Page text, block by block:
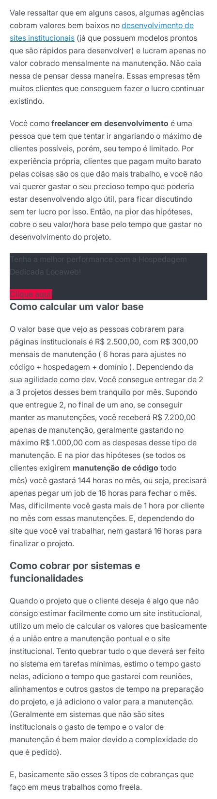
Vale ressaltar que em alguns casos, algumas agências
cobram valores bem baixos no desenvolvimento de
sites institucionais (já que possuem modelos prontos
que são rápidos para desenvolver) e lucram apenas no
valor cobrado mensalmente na manutenção. Não caia
nessa de pensar dessa maneira. Essas empresas têm
muitos clientes que conseguem fazer o lucro continuar
existindo.
Você como freelancer em desenvolvimento é uma
pessoa que tem que tentar ir angariando o máximo de
clientes possíveis, porém, seu tempo é limitado. Por
experiência própria, clientes que pagam muito barato
pelas coisas são os que dão mais trabalho, e você não
vai querer gastar o seu precioso tempo que poderia
estar desenvolvendo algo útil, para ficar discutindo
sem ter lucro por isso. Então, na pior das hipóteses,
cobre o seu valor/hora base pelo tempo que gastar no
desenvolvimento do projeto.
Tenha a melhor performance com a Hospedagem
Dedicada Locaweb!
Clique aqui!
Como calcular um valor base
O valor base que vejo as pessoas cobrarem para
páginas institucionais é R$ 2.500,00, com R$ 300,00
mensais de manutenção ( 6 horas para ajustes no
código + hospedagem + domínio ). Dependendo da
sua agilidade como dev. Você consegue entregar de 2
a 3 projetos desses bem tranquilo por mês. Supondo
que entregue 2, no final de um ano, se conseguir
manter as manutenções, você receberá R$ 7.200,00
apenas de manutenção, geralmente gastando no
máximo R$ 1.000,00 com as despesas desse tipo de
manutenção. E na pior das hipóteses (se todos os
clientes exigirem manutenção de código todo
mês) você gastará 144 horas no mês, ou seja, precisará
apenas pegar um job de 16 horas para fechar o mês.
Mas, dificilmente você gasta mais de 1 hora por cliente
no mês com essas manutenções. E, dependendo do
site que você vai trabalhar, nem gastará 16 horas para
finalizar o projeto.
Como cobrar por sistemas e
funcionalidades
Quando o projeto que o cliente deseja é algo que não
consigo estimar facilmente como um site institucional,
utilizo um meio de calcular os valores que basicamente
é a união entre a manutenção pontual e o site
institucional. Tento quebrar tudo o que deverá ser feito
no sistema em tarefas mínimas, estimo o tempo gasto
nelas, adiciono o tempo que gastarei com reuniões,
alinhamentos e outros gastos de tempo na preparação
do projeto, e já adiciono o valor para a manutenção.
(Geralmente em sistemas que não são sites
institucionais o gasto de tempo e o valor de
manutenção é bem maior devido a complexidade do
que é pedido).
E, basicamente são esses 3 tipos de cobranças que
faço em meus trabalhos como freela.
Receba os melhores insights da Locaweb
Tendências e materiais exclusivos do mercado
digital que valem a leitura.
E-mail
Selecione sua área de atuação
*Ao assinar nossa newsletter, você concorda em receber
nossas comunicações e está de acordo com as nossas
Assinar newsletter